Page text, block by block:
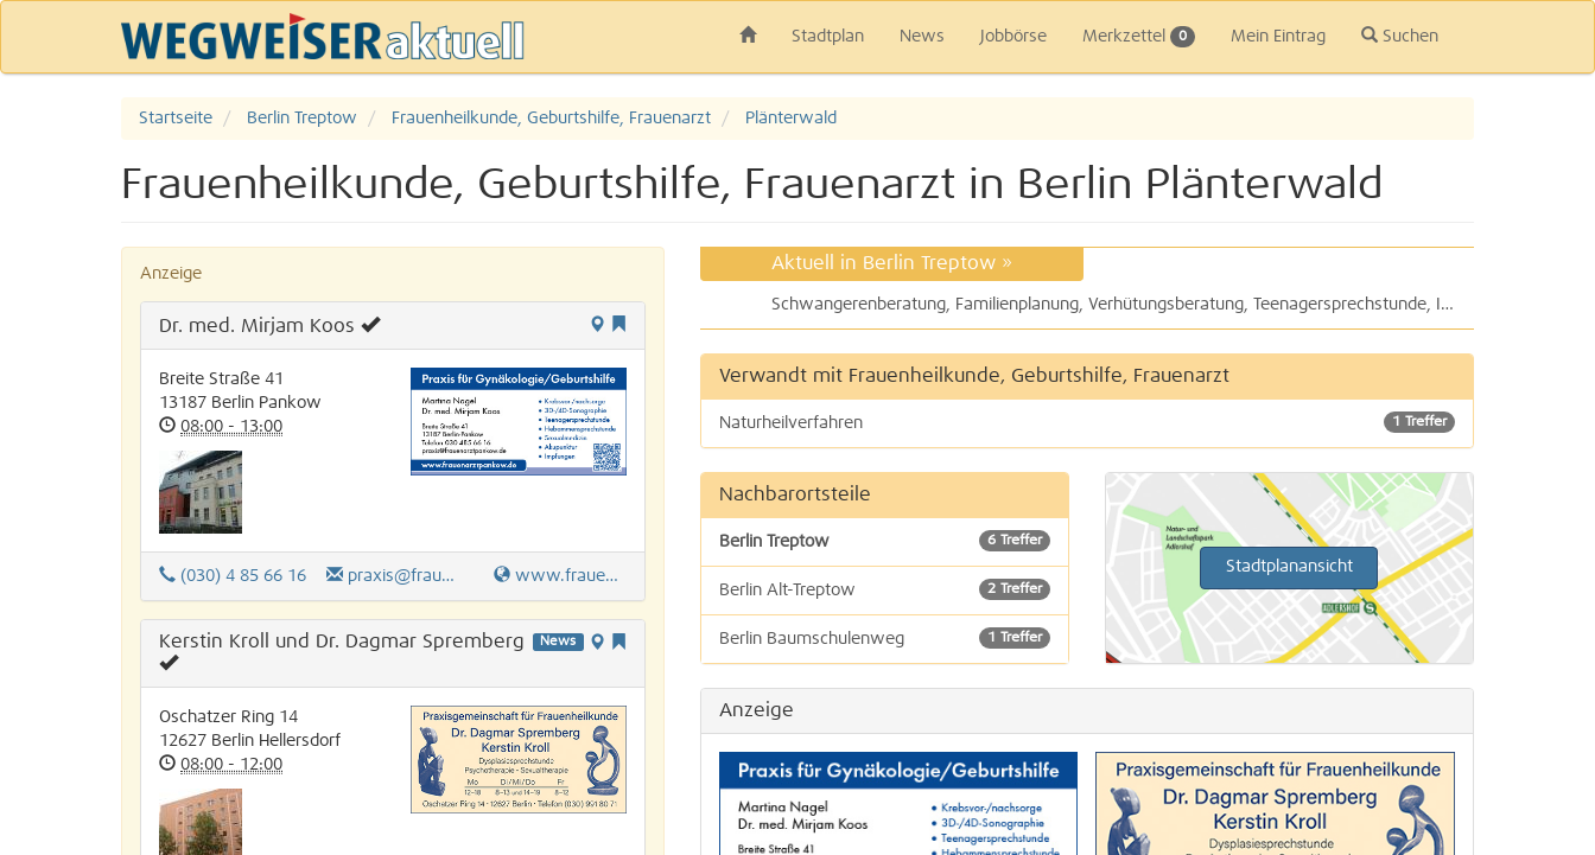
Stadtplan News Jobbörse Merkzettel 0 Mein Eintrag Suchen
Startseite Berlin Treptow Frauenheilkunde, Geburtshilfe, Frauenarzt Plänterwald
Frauenheilkunde, Geburtshilfe, Frauenarzt in Berlin Plänterwald
Anzeige
Dr. med. Mirjam Koos
Breite Straße 41
13187 Berlin Pankow
08:00 - 13:00
(030) 4 85 66 16 praxis@frauenarztpankow.de www.frauenarztpankow.de
News
Kerstin Kroll und Dr. Dagmar Spremberg
Oschatzer Ring 14
12627 Berlin Hellersdorf
08:00 - 12:00
Aktuell in Berlin Treptow »
Schwangerenberatung, Familienplanung, Verhütungsberatung, Teenagersprechstunde, Impfungen, Pävention: Facharztpraxis für Frauenheilkunde & Geburtshilfe Dr. med. Daniela Völker
Verwandt mit Frauenheilkunde, Geburtshilfe, Frauenarzt
1 Treffer
Naturheilverfahren
Nachbarortsteile
6 Treffer
Berlin Treptow
2 Treffer
Berlin Alt-Treptow
1 Treffer
Berlin Baumschulenweg
0 Treffer
Berlin Oberschöneweide
0 Treffer
Berlin Rummelsburg
Stadtplanansicht
Anzeige